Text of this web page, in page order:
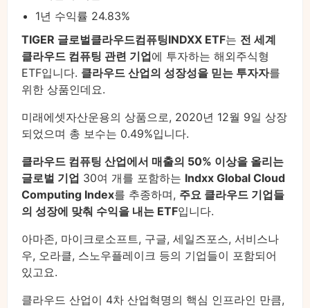
1년 수익률 24.83%
TIGER 글로벌클라우드컴퓨팅INDXX ETF는 전 세계
클라우드 컴퓨팅 관련 기업에 투자하는 해외주식형
ETF입니다. 클라우드 산업의 성장성을 믿는 투자자를
위한 상품인데요.
미래에셋자산운용의 상품으로, 2020년 12월 9일 상장
되었으며 총 보수는 0.49%입니다.
클라우드 컴퓨팅 산업에서 매출의 50% 이상을 올리는
글로벌 기업 30여 개를 포함하는 Indxx Global Cloud
Computing Index를 추종하며, 주요 클라우드 기업들
의 성장에 맞춰 수익을 내는 ETF입니다.
아마존, 마이크로소프트, 구글, 세일즈포스, 서비스나
우, 오라클, 스노우플레이크 등의 기업들이 포함되어
있고요.
클라우드 산업이 4차 산업혁명의 핵심 인프라인 만큼,